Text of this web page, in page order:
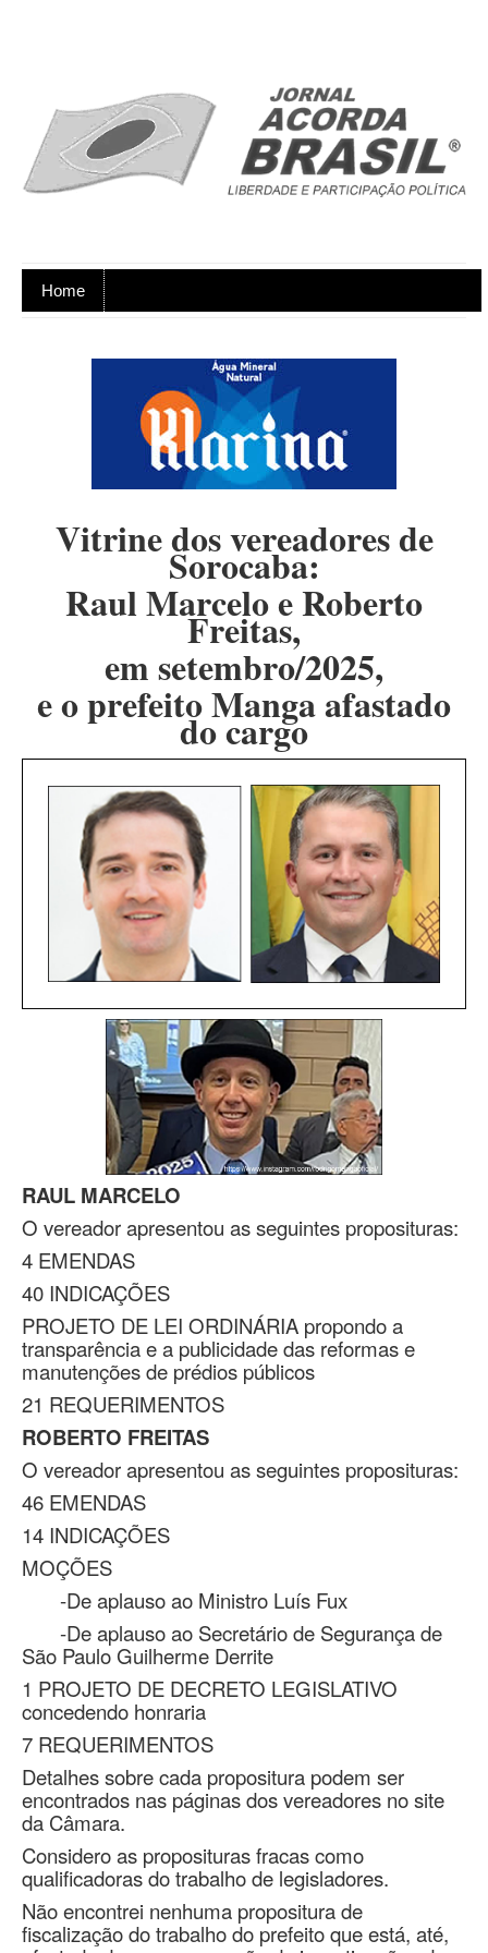
Home
de segunda a sexta-feira
Vitrine dos vereadores de
Sorocaba:
Raul Marcelo e Roberto
Freitas,
em setembro/2025,
e o prefeito Manga afastado
do cargo
RAUL MARCELO
O vereador apresentou as seguintes proposituras:
4 EMENDAS
40 INDICAÇÕES
PROJETO DE LEI ORDINÁRIA propondo a
transparência e a publicidade das reformas e
manutenções de prédios públicos
21 REQUERIMENTOS
ROBERTO FREITAS
O vereador apresentou as seguintes proposituras:
46 EMENDAS
14 INDICAÇÕES
MOÇÕES
-De aplauso ao Ministro Luís Fux
-De aplauso ao Secretário de Segurança de
São Paulo Guilherme Derrite
1 PROJETO DE DECRETO LEGISLATIVO
concedendo honraria
7 REQUERIMENTOS
Detalhes sobre cada propositura podem ser
encontrados nas páginas dos vereadores no site
da Câmara.
Considero as proposituras fracas como
qualificadoras do trabalho de legisladores.
Não encontrei nenhuma propositura de
fiscalização do trabalho do prefeito que está, até,